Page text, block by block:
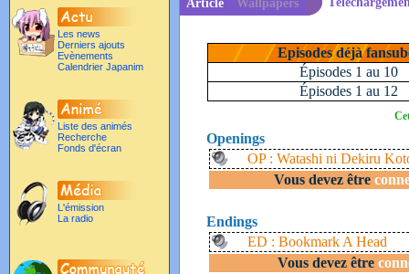
Les news
Derniers ajouts
Evènements
Calendrier Japanim
Liste des animés
Recherche
Fonds d'écran
L'émission
La radio
Article Wallpapers
Episodes déjà
Épisodes 1 au 10
Épisodes 1 au 12
Openings
OP : Watashi ni Dekiru
Vous devez être
Endings
ED : Bookmark A Head
Vous devez être